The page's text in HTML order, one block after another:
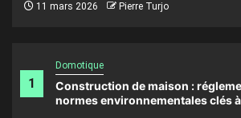
1
Domotique
Construction de maison :
normes environnementales clés
11 mars 2026 Pierre Turjo